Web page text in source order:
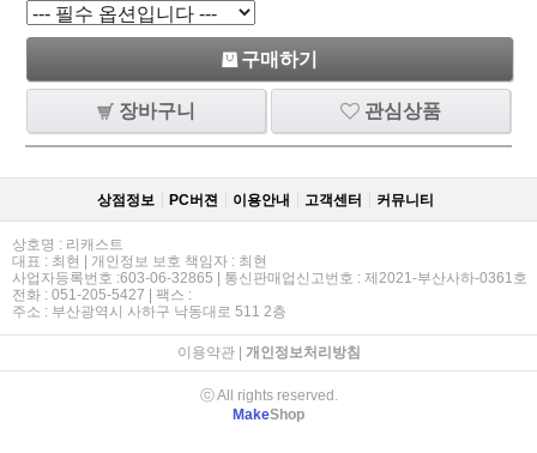
구매하기
장바구니 관심상품
상점정보 PC버젼 이용안내 고객센터 커뮤니티
상호명 : 리캐스트
대표 : 최현 | 개인정보 보호 책임자 : 최현
사업자등록번호 :603-06-32865 | 통신판매업신고번호 : 제2021-부산사하-0361호
전화 : 051-205-5427 | 팩스 :
주소 : 부산광역시 사하구 낙동대로 511 2층
이용약관| 개인정보처리방침
ⓒ All rights reserved.
MakeShop